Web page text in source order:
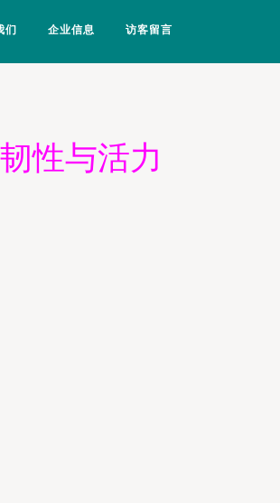
们 企业信息 访客留言
性与活力